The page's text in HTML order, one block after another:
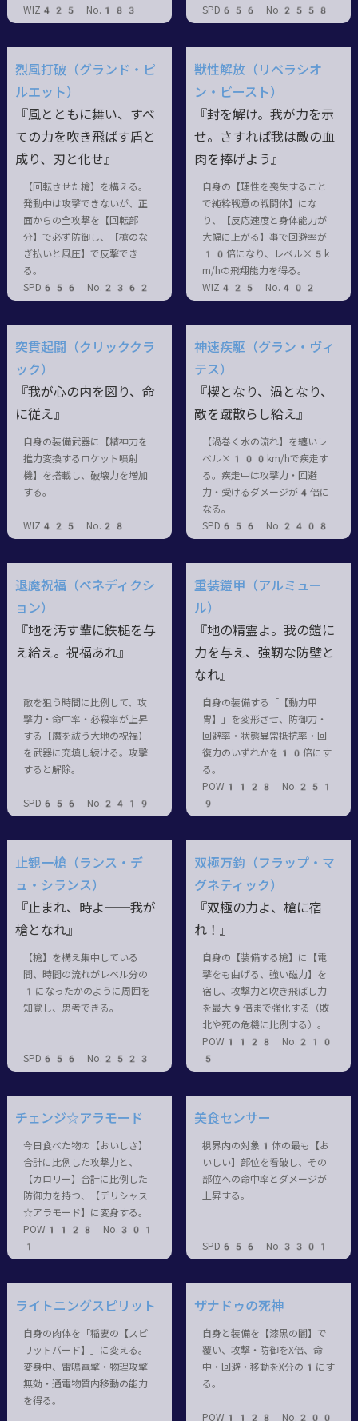
WIZ425 No.183
SPD656 No.2558
烈風打破（グランド・ピ
ルエット）
『風とともに舞い、すべ
ての力を吹き飛ばす盾と
成り、刃と化せ』
【回転させた槍】を構える。
発動中は攻撃できないが、正
面からの全攻撃を【回転部
分】で必ず防御し、【槍のな
ぎ払いと風圧】で反撃でき
る。
SPD656 No.2362
獣性解放（リベラシオ
ン・ビースト）
『封を解け。我が力を示
せ。さすれば我は敵の血
肉を捧げよう』
自身の【理性を喪失すること
で純粋戦意の戦闘体】にな
り、【反応速度と身体能力が
大幅に上がる】事で回避率が
10倍になり、レベル×5k
m/hの飛翔能力を得る。
WIZ425 No.402
突貫起闘（クリッククラ
ック）
『我が心の内を図り、命
に従え』
自身の装備武器に【精神力を
推力変換するロケット噴射
機】を搭載し、破壊力を増加
する。
WIZ425 No.28
神速疾駆（グラン・ヴィ
テス）
『楔となり、渦となり、
敵を蹴散らし給え』
【渦巻く水の流れ】を纏いレ
ベル×100km/hで疾走す
る。疾走中は攻撃力・回避
力・受けるダメージが4倍に
なる。
SPD656 No.2408
退魔祝福（ベネディクシ
ョン）
『地を汚す輩に鉄槌を与
え給え。祝福あれ』
敵を狙う時間に比例して、攻
撃力・命中率・必殺率が上昇
する【魔を祓う大地の祝福】
を武器に充填し続ける。攻擊
すると解除。
SPD656 No.2419
重装鎧甲（アルミュー
ル）
『地の精霊よ。我の鎧に
力を与え、強靭な防壁と
なれ』
自身の装備する「【動力甲
冑】」を変形させ、防御力・
回避率・状態異常抵抗率・回
復力のいずれかを10倍にす
る。
POW1128 No.251
9
止観一槍（ランス・デ
ュ・シランス）
『止まれ、時よ──我が
槍となれ』
【槍】を構え集中している
間、時間の流れがレベル分の
1になったかのように周囲を
知覚し、思考できる。
SPD656 No.2523
双極万鈞（フラップ・マ
グネティック）
『双極の力よ、槍に宿
れ！』
自身の【装備する槍】に【電
撃をも曲げる、強い磁力】を
宿し、攻撃力と吹き飛ばし力
を最大9倍まで強化する（敗
北や死の危機に比例する）。
POW1128 No.210
5
チェンジ☆アラモード
今日食べた物の【おいしさ】
合計に比例した攻撃力と、
【カロリー】合計に比例した
防御力を持つ、【デリシャス
☆アラモード】に変身する。
POW1128 No.301
1
美食センサー
視界内の対象1体の最も【お
いしい】部位を看破し、その
部位への命中率とダメージが
上昇する。
SPD656 No.3301
ライトニングスピリット
自身の肉体を「稲妻の【スピ
リットバード】」に変える。
変身中、雷鳴電撃・物理攻撃
無効・通電物質内移動の能力
を得る。
ザナドゥの死神
自身と装備を【漆黒の闇】で
覆い、攻撃・防御をX倍、命
中・回避・移動をX分の1にす
る。
POW1128 No.200